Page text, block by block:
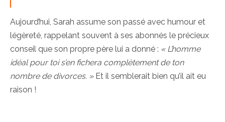
Aujourd’hui, Sarah assume son passé avec humour et
légèreté, rappelant souvent à ses abonnés le précieux
conseil que son propre père lui a donné : « L’homme
idéal pour toi s’en fichera complètement de ton
nombre de divorces. »Et il semblerait bien qu’il ait eu
raison !